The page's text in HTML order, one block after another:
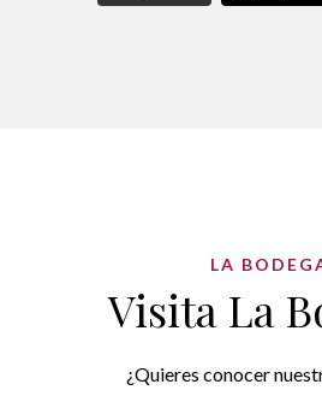
LA
Visita La
¿Quieres conocer